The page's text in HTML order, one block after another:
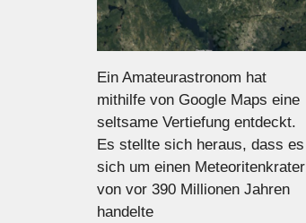
Ein Amateurastronom hat
mithilfe von Google Maps eine
seltsame Vertiefung entdeckt.
Es stellte sich heraus, dass es
sich um einen Meteoritenkrater
von vor 390 Millionen Jahren
handelte